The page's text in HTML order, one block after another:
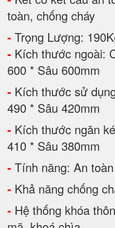
toàn, chống cháy
- Trọng Lượng:
- Kích thước ngoài:
600 * Sâu 600mm
- Kích thước sử
490 * Sâu 420mm
- Kích thước ngăn
410 * Sâu 380mm
- Tính năng: An
- Khả năng chống
- Hệ thống khóa